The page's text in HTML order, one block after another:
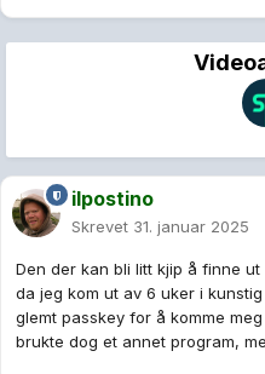
ilpostino
Skrevet 31. januar 2025
Den der kan bli litt kjip å finne
da jeg kom ut av 6 uker i
glemt passkey for å komme
brukte dog et annet program,